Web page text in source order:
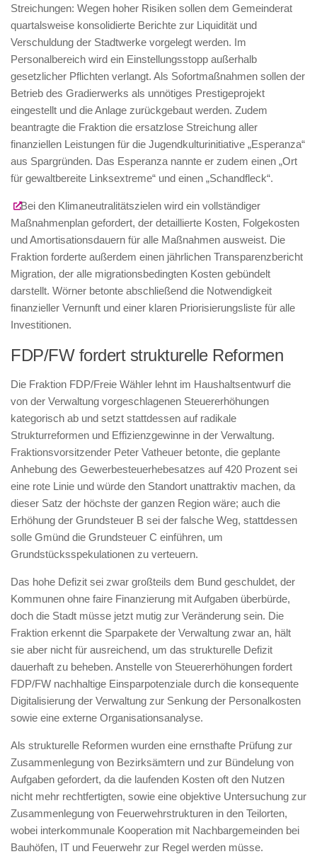
Streichungen: Wegen hoher Risiken sollen dem Gemeinderat
quartalsweise konsolidierte Berichte zur Liquidität und
Verschuldung der Stadtwerke vorgelegt werden. Im
Personalbereich wird ein Einstellungsstopp außerhalb
gesetzlicher Pflichten verlangt. Als Sofortmaßnahmen sollen der
Betrieb des Gradierwerks als unnötiges Prestigeprojekt
eingestellt und die Anlage zurückgebaut werden. Zudem
beantragte die Fraktion die ersatzlose Streichung aller
finanziellen Leistungen für die Jugendkulturinitiative „Esperanza“
aus Spargründen. Das Esperanza nannte er zudem einen „Ort
für gewaltbereite Linksextreme“ und einen „Schandfleck“.
Bei den Klimaneutralitätszielen wird ein vollständiger
Maßnahmenplan gefordert, der detaillierte Kosten, Folgekosten
und Amortisationsdauern für alle Maßnahmen ausweist. Die
Fraktion forderte außerdem einen jährlichen Transparenzbericht
Migration, der alle migrationsbedingten Kosten gebündelt
darstellt. Wörner betonte abschließend die Notwendigkeit
finanzieller Vernunft und einer klaren Priorisierungsliste für alle
Investitionen.
FDP/FW fordert strukturelle Reformen
Die Fraktion FDP/Freie Wähler lehnt im Haushaltsentwurf die
von der Verwaltung vorgeschlagenen Steuererhöhungen
kategorisch ab und setzt stattdessen auf radikale
Strukturreformen und Effizienzgewinne in der Verwaltung.
Fraktionsvorsitzender Peter Vatheuer betonte, die geplante
Anhebung des Gewerbesteuerhebesatzes auf 420 Prozent sei
eine rote Linie und würde den Standort unattraktiv machen, da
dieser Satz der höchste der ganzen Region wäre; auch die
Erhöhung der Grundsteuer B sei der falsche Weg, stattdessen
solle Gmünd die Grundsteuer C einführen, um
Grundstücksspekulationen zu verteuern.
Das hohe Defizit sei zwar großteils dem Bund geschuldet, der
Kommunen ohne faire Finanzierung mit Aufgaben überbürde,
doch die Stadt müsse jetzt mutig zur Veränderung sein. Die
Fraktion erkennt die Sparpakete der Verwaltung zwar an, hält
sie aber nicht für ausreichend, um das strukturelle Defizit
dauerhaft zu beheben. Anstelle von Steuererhöhungen fordert
FDP/FW nachhaltige Einsparpotenziale durch die konsequente
Digitalisierung der Verwaltung zur Senkung der Personalkosten
sowie eine externe Organisationsanalyse.
Als strukturelle Reformen wurden eine ernsthafte Prüfung zur
Zusammenlegung von Bezirksämtern und zur Bündelung von
Aufgaben gefordert, da die laufenden Kosten oft den Nutzen
nicht mehr rechtfertigten, sowie eine objektive Untersuchung zur
Zusammenlegung von Feuerwehrstrukturen in den Teilorten,
wobei interkommunale Kooperation mit Nachbargemeinden bei
Bauhöfen, IT und Feuerwehr zur Regel werden müsse.